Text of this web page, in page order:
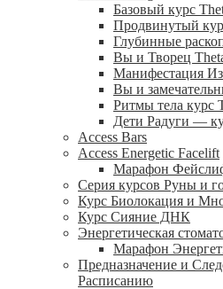
Базовый курс
Продвинутый
Глубинные
Вы и Творец
Манифестация
Вы и
Ритмы тела курс
Дети Радуги —
Access Bars
Access Energetic Facelift
Марафон
Серия курсов Руны и
Курс Биолокация и
Курс Сияние ДНК
Энергетическая
Марафон
Предназначение и
Расписанию